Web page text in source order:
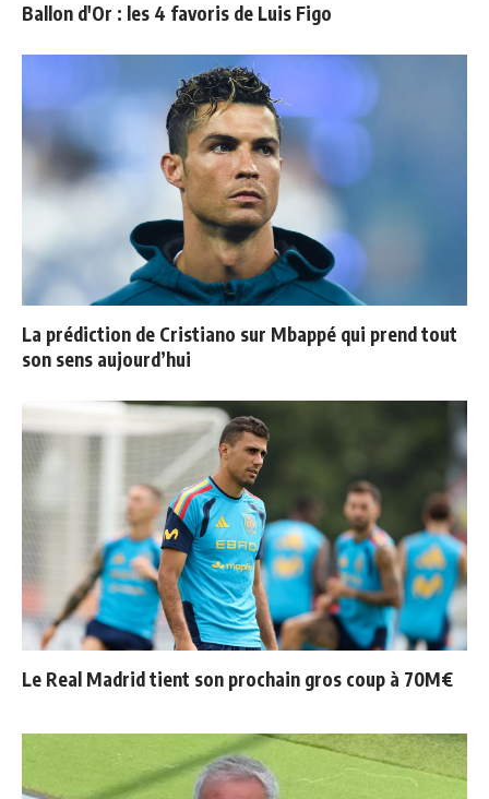
Ballon d'Or : les 4 favoris de Luis Figo
La prédiction de Cristiano sur Mbappé qui prend tout
son sens aujourd’hui
Le Real Madrid tient son prochain gros coup à 70M€